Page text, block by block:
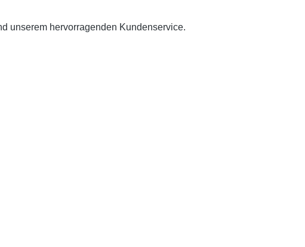
unserem hervorragenden Kundenservice.